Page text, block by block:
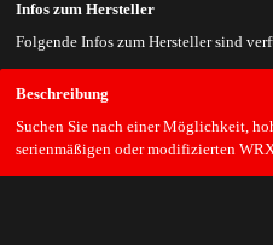
Beschreibung
Suchen Sie nach einer Möglichkeit,
serienmäßigen oder modifizierten
Infos zum Hersteller
Folgende Infos zum Hersteller sind